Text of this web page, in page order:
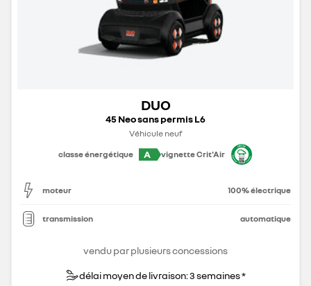
DUO
45 Neo sans permis L6
Véhicule neuf
classe énergétique
A vignette Crit'Air
moteur 100% électrique
transmission automatique
vendu par plusieurs concessions
délai moyen de livraison: 3 semaines *